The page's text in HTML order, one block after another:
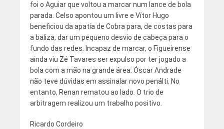
foi o Aguiar que voltou a marcar num lance de bola
parada. Celso apontou um livre e Vítor Hugo
beneficiou da apatia de Cobra para, de costas para
a baliza, dar um pequeno desvio de cabeça para o
fundo das redes. Incapaz de marcar, o Figueirense
ainda viu Zé Tavares ser expulso por ter jogado a
bola com a mão na grande área. Óscar Andrade
não teve dúvidas em assinalar novo penálti. No
entanto, Renan rematou ao lado. O trio de
arbitragem realizou um trabalho positivo.
Ricardo Cordeiro